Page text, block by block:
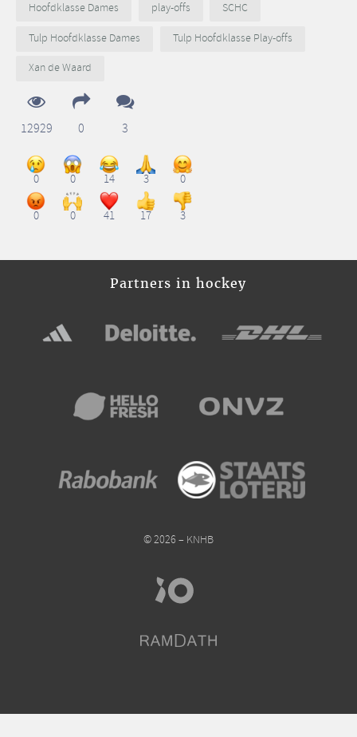
Hoofdklasse Dames
play-offs
SCHC
Tulp Hoofdklasse Dames
Tulp Hoofdklasse Play-offs
Xan de Waard
12929 0 3
0 0 14 3 0
0 0 41 17 3
Partners in hockey
© 2026 – KNHB